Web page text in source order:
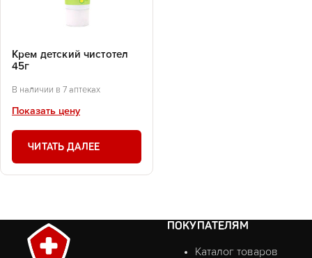
Крем детский чистотел
45г
В наличии в 7 аптеках
Показать цену
ЧИТАТЬ ДАЛЕЕ
ПОКУПАТЕЛЯМ
Каталог товаров